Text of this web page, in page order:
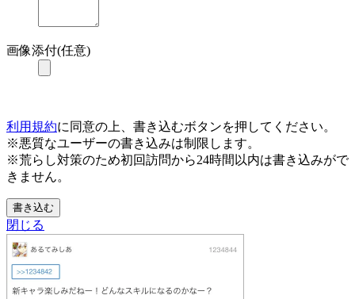
画像添付(任意)
利用規約に同意の上、書き込むボタンを押してください。
※悪質なユーザーの書き込みは制限します。
※荒らし対策のため初回訪問から24時間以内は書き込みがで
きません。
書き込む
閉じる